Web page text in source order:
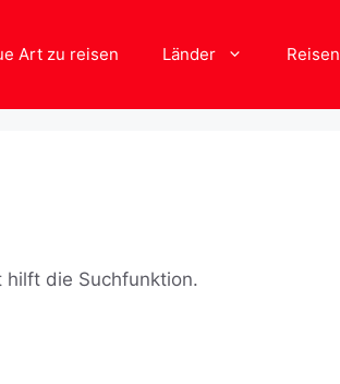
Art zu reisen Länder Reisen
hilft die Suchfunktion.